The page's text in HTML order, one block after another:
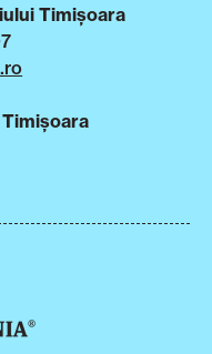
Timișoara